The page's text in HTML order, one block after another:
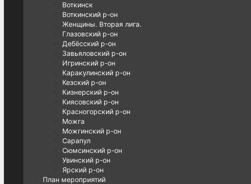
Воткинск
Воткинский р-он
Женщины. Вторая лига.
Глазовский р-он
Дебёсский р-он
Завьяловский р-он
Игринский р-он
Каракулинский р-он
Кезский р-он
Кизнерский р-он
Киясовский р-он
Красногорский р-он
Можга
Можгинский р-он
Сарапул
Сюмсинский р-он
Увинский р-он
Ярский р-он
План мероприятий